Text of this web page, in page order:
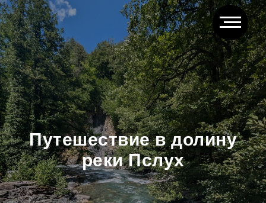
Путешествие в долину
реки Пслух